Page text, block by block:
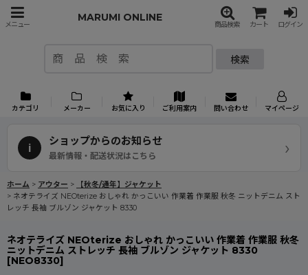
メニュー
MARUMI ONLINE
商品検索 カート ログイン
検索
カテゴリ メーカー お気に入り ご利用案内 問い合わせ マイページ
i
ショップからのお知らせ
最新情報・配送状況はこちら ›
ホーム > アウター >
【秋冬/通年】ジャケット
> ネオテライズ NEOterize おしゃれ かっこいい 作業着 作業服 秋冬 ニットデニム スト
レッチ 長袖 ブルゾン ジャケット 8330
ネオテライズ NEOterize おしゃれ かっこいい 作業着 作業服 秋冬
ニットデニム ストレッチ 長袖 ブルゾン ジャケット 8330
[NEO8330]